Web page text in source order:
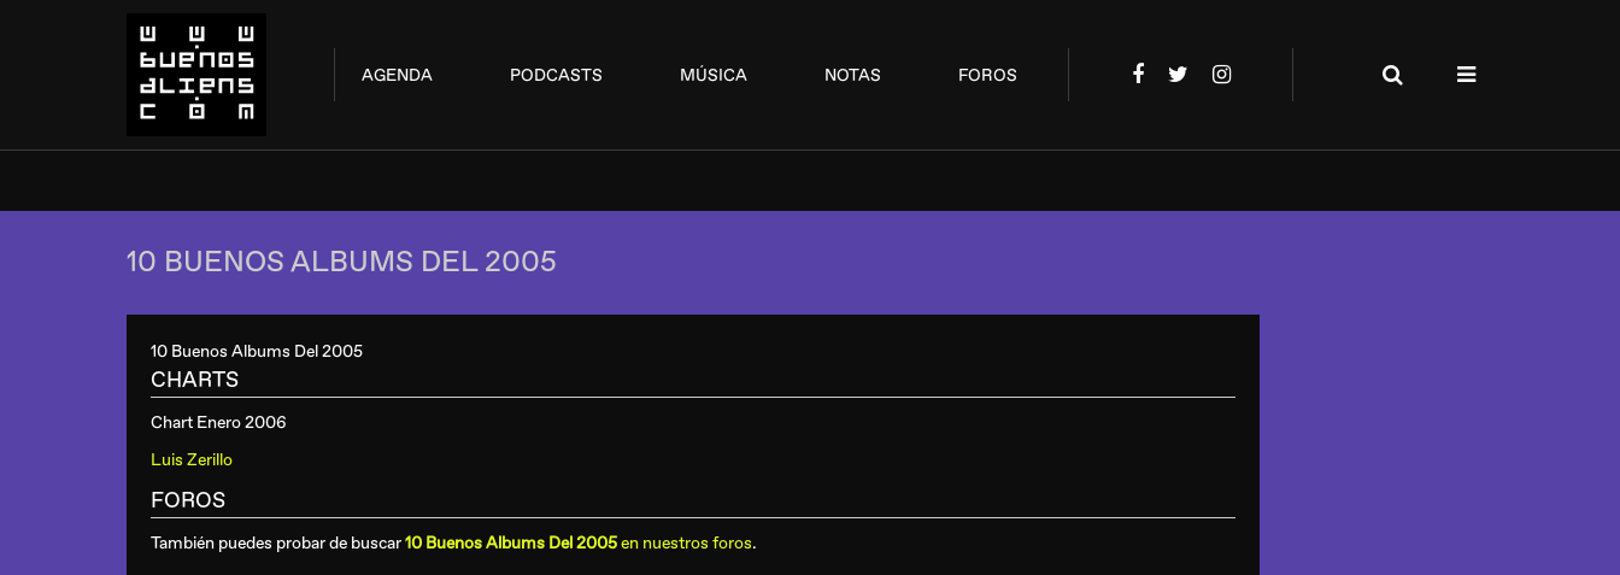
AGENDA PODCASTS MÚSICA NOTAS FOROS
10 BUENOS ALBUMS DEL 2005
10 Buenos Albums Del 2005
CHARTS
Chart Enero 2006
Luis Zerillo
FOROS
También puedes probar de buscar10 Buenos Albums Del 2005en nuestros foros.